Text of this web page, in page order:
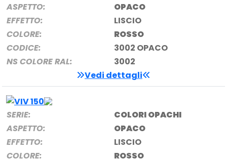
ASPETTO:
OPACO
EFFETTO:
LISCIO
COLORE:
ROSSO
CODICE:
3002 OPACO
NS COLORE RAL:
3002
Vedi dettagli
SERIE:
COLORI OPACHI
ASPETTO:
OPACO
EFFETTO:
LISCIO
COLORE:
ROSSO